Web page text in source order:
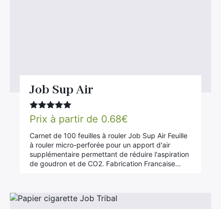
Job Sup Air
Note 5.00
sur 5
Prix à partir de 0.68€
Carnet de 100 feuilles à rouler Job Sup Air Feuille
à rouler micro-perforée pour un apport d'air
supplémentaire permettant de réduire l'aspiration
de goudron et de CO2. Fabrication Francaise…
Booster E-Liquide
Salé
Sucré